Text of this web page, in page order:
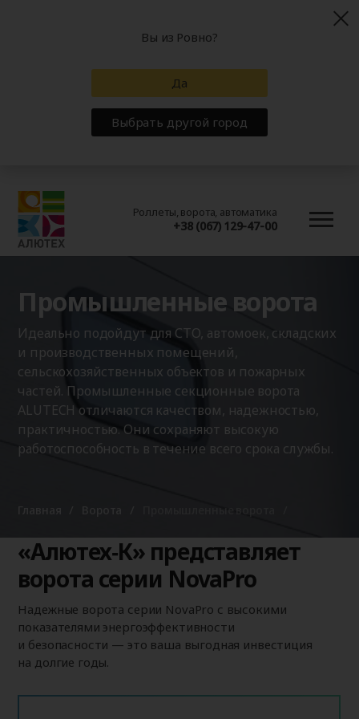
Роллеты, ворота, автоматика
+38 (067) 129-47-00
Промышленные ворота
Идеально подойдут для СТО, автомоек, складских
и производственных помещений,
сельскохозяйственных объектов и пожарных
частей. Промышленные секционные ворота
ALUTECH отличаются качеством, надежностью,
практичностью. Они сохраняют высокую
работоспособность в течение всего срока службы.
«Алютех‑К» представляет
ворота серии NovaPro
Надежные ворота серии NovaPro с высокими
показателями энергоэффективности
и безопасности — это ваша выгодная инвестиция
на долгие годы.
Вы из Ровно?
Да
Выбрать другой город